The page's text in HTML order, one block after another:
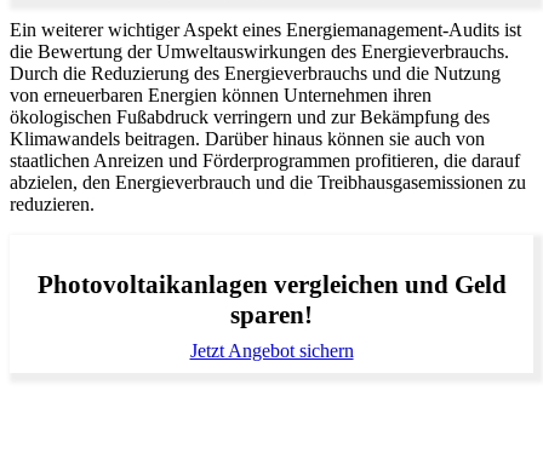
Ein weiterer wichtiger Aspekt eines Energiemanagement-Audits ist
die Bewertung der Umweltauswirkungen des Energieverbrauchs.
Durch die Reduzierung des Energieverbrauchs und die Nutzung
von erneuerbaren Energien können Unternehmen ihren
ökologischen Fußabdruck verringern und zur Bekämpfung des
Klimawandels beitragen. Darüber hinaus können sie auch von
staatlichen Anreizen und Förderprogrammen profitieren, die darauf
abzielen, den Energieverbrauch und die Treibhausgasemissionen zu
reduzieren.
Photovoltaikanlagen vergleichen und Geld
sparen!
Jetzt Angebot sichern